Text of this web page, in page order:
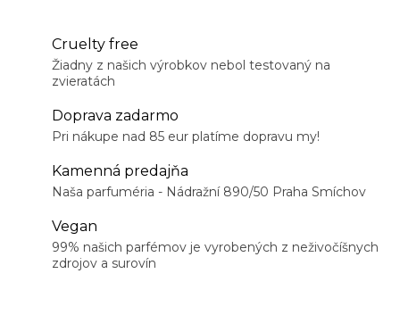
Cruelty free
Žiadny z našich výrobkov nebol testovaný na
zvieratách
Doprava zadarmo
Pri nákupe nad 85 eur platíme dopravu my!
Kamenná predajňa
Naša parfuméria - Nádražní 890/50 Praha Smíchov
Vegan
99% našich parfémov je vyrobených z neživočíšnych
zdrojov a surovín